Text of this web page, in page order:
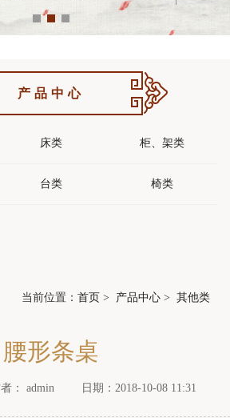
产品中心
床类 柜、架类
台类 椅类
当前位置： 首页 > 产品中心 > 其他类
腰形条桌
： admin 日期：2018-10-08 11:31